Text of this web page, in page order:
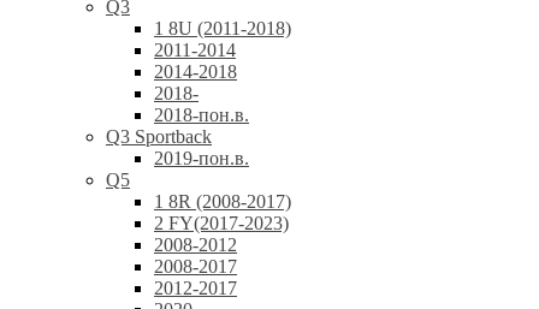
Q3
1 8U (2011-2018)
2011-2014
2014-2018
2018-
2018-пон.в.
Q3 Sportback
2019-пон.в.
Q5
1 8R (2008-2017)
2 FY(2017-2023)
2008-2012
2008-2017
2012-2017